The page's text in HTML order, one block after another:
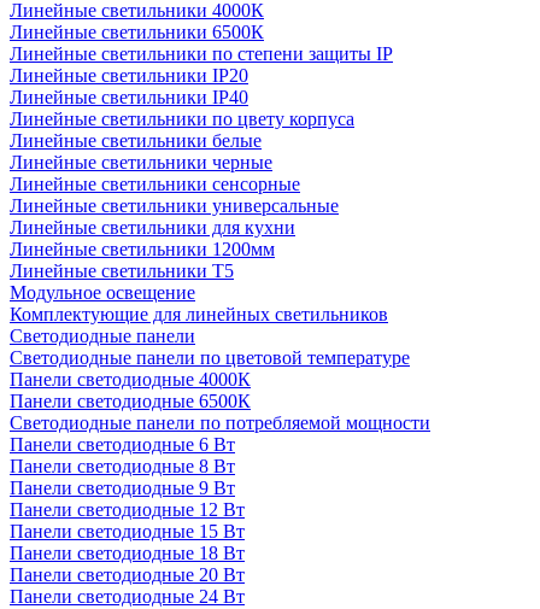
Линейные светильники 4000К
Линейные светильники 6500К
Линейные светильники по степени защиты IP
Линейные светильники IP20
Линейные светильники IP40
Линейные светильники по цвету корпуса
Линейные светильники белые
Линейные светильники черные
Линейные светильники сенсорные
Линейные светильники универсальные
Линейные светильники для кухни
Линейные светильники 1200мм
Линейные светильники Т5
Модульное освещение
Комплектующие для линейных светильников
Светодиодные панели
Светодиодные панели по цветовой температуре
Панели светодиодные 4000К
Панели светодиодные 6500К
Светодиодные панели по потребляемой мощности
Панели светодиодные 6 Вт
Панели светодиодные 8 Вт
Панели светодиодные 9 Вт
Панели светодиодные 12 Вт
Панели светодиодные 15 Вт
Панели светодиодные 18 Вт
Панели светодиодные 20 Вт
Панели светодиодные 24 Вт